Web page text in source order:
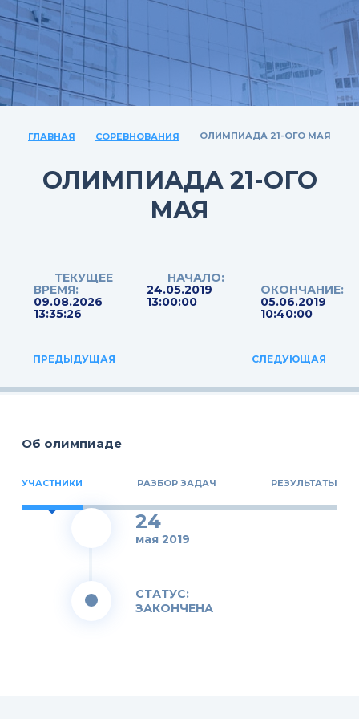
ГЛАВНАЯ СОРЕВНОВАНИЯ ОЛИМПИАДА 21-ОГО МАЯ
ОЛИМПИАДА 21-ОГО
МАЯ
ТЕКУЩЕЕ
ВРЕМЯ:
09.08.2026
13:35:26
НАЧАЛО:
24.05.2019
13:00:00
ОКОНЧАНИЕ:
05.06.2019
10:40:00
ПРЕДЫДУЩАЯ СЛЕДУЮЩАЯ
24
мая 2019
СТАТУС:
ЗАКОНЧЕНА
Об олимпиаде
УЧАСТНИКИ РАЗБОР ЗАДАЧ РЕЗУЛЬТАТЫ